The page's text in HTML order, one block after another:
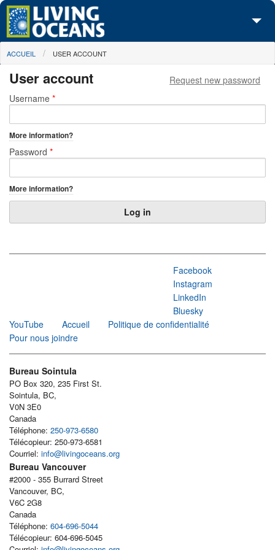
Skip to main content
À propos de nous
Nos campagnes
Les Cartes
You are here
ACCUEIL USER ACCOUNT
User account
Primary tabs
Request new password
Username *
More information?
Password *
More information?
Facebook
Instagram
LinkedIn
Bluesky
YouTube
Accueil
Politique de confidentialité
Pour nous joindre
Bureau Sointula
PO Box 320, 235 First St.
Sointula, BC,
V0N 3E0
Canada
Téléphone: 250-973-6580
Télécopieur: 250-973-6581
Courriel: info@livingoceans.org
Bureau Vancouver
#2000 - 355 Burrard Street
Vancouver, BC,
V6C 2G8
Canada
Téléphone: 604-696-5044
Télécopieur: 604-696-5045